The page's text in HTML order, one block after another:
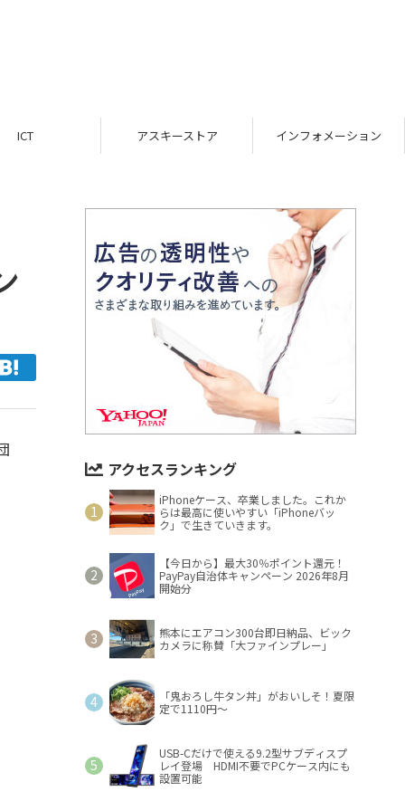
ICT アスキーストア インフォメーション
アクセスランキング
iPhoneケース、卒業しました。これか
らは最高に使いやすい「iPhoneバッ
ク」で生きていきます。
【今日から】最大30％ポイント還元！
PayPay自治体キャンペーン 2026年8月
開始分
熊本にエアコン300台即日納品、ビック
カメラに称賛「大ファインプレー」
「鬼おろし牛タン丼」がおいしそ！夏限
定で1110円～
USB-Cだけで使える9.2型サブディスプ
レイ登場 HDMI不要でPCケース内にも
設置可能